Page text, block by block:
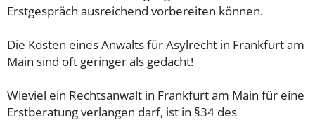
Erstgespräch ausreichend vorbereiten können.
Die Kosten eines Anwalts für Asylrecht in Frankfurt am
Main sind oft geringer als gedacht!
Wieviel ein Rechtsanwalt in Frankfurt am Main für eine
Erstberatung verlangen darf, ist in §34 des